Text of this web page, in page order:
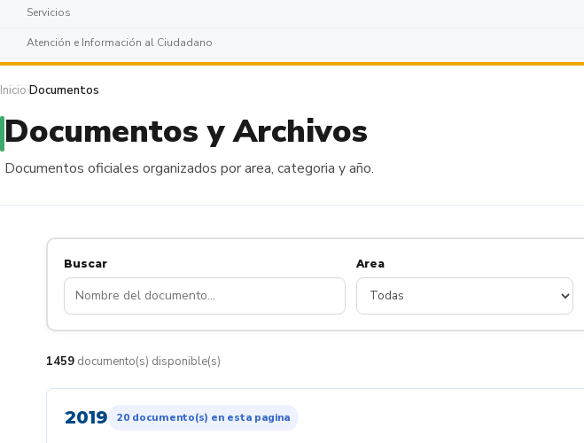
Servicios
Atención e Información al Ciudadano
Inicio›Documentos
Documentos y Archivos
Documentos oficiales organizados por area, categoria y año.
Buscar Area
1459 documento(s) disponible(s)
2019 20 documento(s) en esta pagina